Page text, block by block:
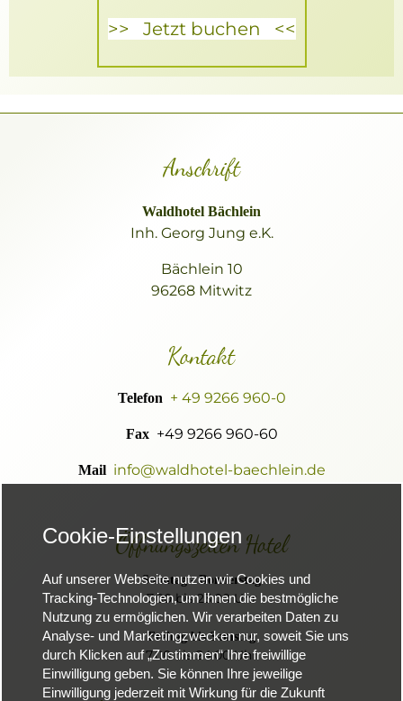
>> Jetzt buchen <<
Anschrift
Waldhotel Bächlein
Inh. Georg Jung e.K.
Bächlein 10
96268 Mitwitz
Kontakt
Telefon + 49 9266 960-0
Fax+49 9266 960-60
Mail info@waldhotel-baechlein.de
Öffnungszeiten Hotel
Sonntag - Donnerstag
7.00 bis 23.00 Uhr
Freitag bis Samstag
7.00 bis 24.00 Uhr
Cookie-Einstellungen
Auf unserer Webseite nutzen wir Cookies und
Tracking-Technologien, um Ihnen die bestmögliche
Nutzung zu ermöglichen. Wir verarbeiten Daten zu
Analyse- und Marketingzwecken nur, soweit Sie uns
durch Klicken auf „Zustimmen“ Ihre freiwillige
Einwilligung geben. Sie können Ihre jeweilige
Einwilligung jederzeit mit Wirkung für die Zukunft